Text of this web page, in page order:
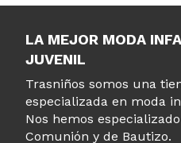
LA MEJOR MODA
JUVENIL
Trasniños somos una
especializada en moda
Nos hemos
Comunión y de Bautizo.